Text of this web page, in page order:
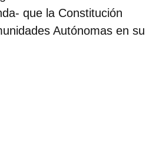
que la Constitución
Autónomas en su